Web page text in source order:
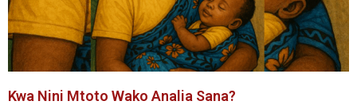
Kwa Nini Mtoto Wako Analia Sana?